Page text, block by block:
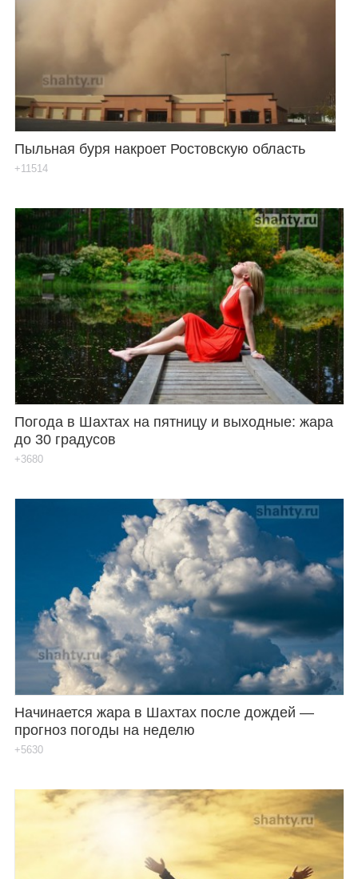
Пыльная буря накроет Ростовскую область
+11514
Погода в Шахтах на пятницу и выходные: жара
до 30 градусов
+3680
Начинается жара в Шахтах после дождей —
прогноз погоды на неделю
+5630